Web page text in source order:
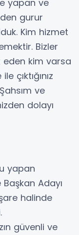
yapan ve
gurur
Kim hizmet
Bizler
eden kim varsa
çıktığınız
ve
dolayı
yapan
Adayı
halinde
güvenli ve